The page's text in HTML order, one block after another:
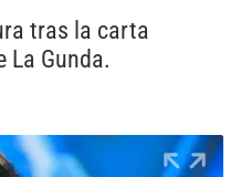
tras la carta
La Gunda.